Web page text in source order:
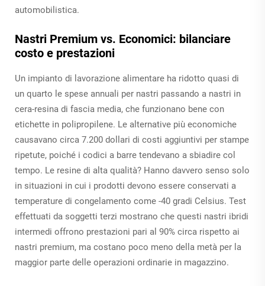
automobilistica.
Nastri Premium vs. Economici: bilanciare
costo e prestazioni
Un impianto di lavorazione alimentare ha ridotto quasi di
un quarto le spese annuali per nastri passando a nastri in
cera-resina di fascia media, che funzionano bene con
etichette in polipropilene. Le alternative più economiche
causavano circa 7.200 dollari di costi aggiuntivi per stampe
ripetute, poiché i codici a barre tendevano a sbiadire col
tempo. Le resine di alta qualità? Hanno davvero senso solo
in situazioni in cui i prodotti devono essere conservati a
temperature di congelamento come -40 gradi Celsius. Test
effettuati da soggetti terzi mostrano che questi nastri ibridi
intermedi offrono prestazioni pari al 90% circa rispetto ai
nastri premium, ma costano poco meno della metà per la
maggior parte delle operazioni ordinarie in magazzino.